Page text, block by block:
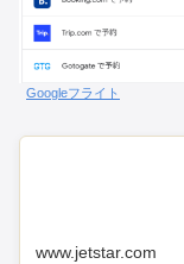
Googleフライト
www.jetstar.com